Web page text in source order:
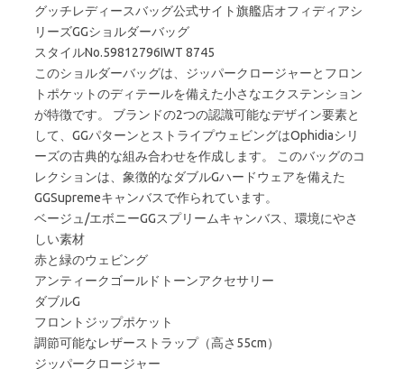
グッチレディースバッグ公式サイト旗艦店オフィディアシ
リーズGGショルダーバッグ
スタイルNo.59812796IWT 8745
このショルダーバッグは、ジッパークロージャーとフロン
トポケットのディテールを備えた小さなエクステンション
が特徴です。 ブランドの2つの認識可能なデザイン要素と
して、GGパターンとストライプウェビングはOphidiaシリ
ーズの古典的な組み合わせを作成します。 このバッグのコ
レクションは、象徴的なダブルGハードウェアを備えた
GGSupremeキャンバスで作られています。
ベージュ/エボニーGGスプリームキャンバス、環境にやさ
しい素材
赤と緑のウェビング
アンティークゴールドトーンアクセサリー
ダブルG
フロントジップポケット
調節可能なレザーストラップ（高さ55cm）
ジッパークロージャー